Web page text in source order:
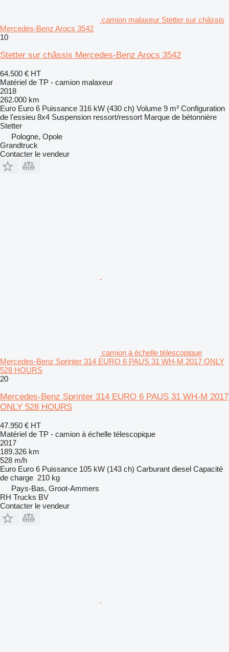
camion malaxeur Stetter sur châssis
Mercedes-Benz Arocs 3542
10
Stetter sur châssis Mercedes-Benz Arocs 3542
64.500 € HT
Matériel de TP - camion malaxeur
2018
262.000 km
Euro Euro 6 Puissance 316 kW (430 ch) Volume 9 m³ Configuration
de l'essieu 8x4 Suspension ressort/ressort Marque de bétonnière
Stetter
Pologne, Opole
Grandtruck
Contacter le vendeur
camion à échelle télescopique
Mercedes-Benz Sprinter 314 EURO 6 PAUS 31 WH-M 2017 ONLY
528 HOURS
20
Mercedes-Benz Sprinter 314 EURO 6 PAUS 31 WH-M 2017
ONLY 528 HOURS
47.950 € HT
Matériel de TP - camion à échelle télescopique
2017
189.326 km
528 m/h
Euro Euro 6 Puissance 105 kW (143 ch) Carburant diesel Capacité
de charge 210 kg
Pays-Bas, Groot-Ammers
RH Trucks BV
Contacter le vendeur